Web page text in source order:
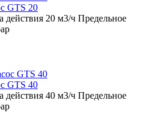
GTS 20
действия 20 м3/ч Предельное
GTS 40
действия 40 м3/ч Предельное